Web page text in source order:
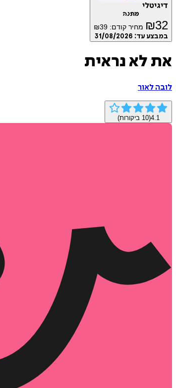
דיגיטלי
מתנה
₪32 מחיר קודם: ₪39
במבצע עד: 31/08/2026
את לא נראית
לובה לאור
4.1
(
10 ביקורות)